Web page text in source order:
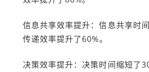
信息共享效率提升：信息共享时
传递效率提升了60%。
决策效率提升：决策时间缩短了